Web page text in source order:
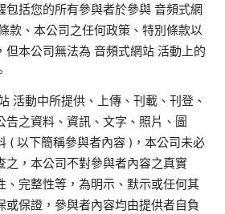
包括您的所有參與者於參與 音頻式網
款、本公司之任何政策、特別條款以
但本公司無法為 音頻式網站 活動上的
活動中所提供、上傳、刊載、刊登、
告之資料、資訊、文字、照片、圖
( 以下簡稱參與者內容 ) ，本公司未必
之，本公司不對參與者內容之真實
、完整性等，為明示、默示或任何其
或保證，參與者內容均由提供者自負